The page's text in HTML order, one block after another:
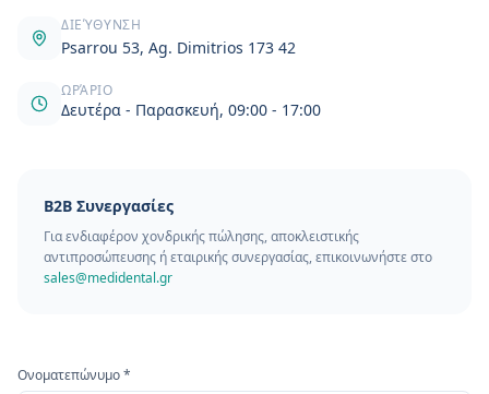
ΔΙΕΎΘΥΝΣΗ
Psarrou 53, Ag. Dimitrios 173 42
ΩΡΆΡΙΟ
Δευτέρα - Παρασκευή, 09:00 - 17:00
B2B Συνεργασίες
Για ενδιαφέρον χονδρικής πώλησης, αποκλειστικής
αντιπροσώπευσης ή εταιρικής συνεργασίας, επικοινωνήστε στο
sales@medidental.gr
Ονοματεπώνυμο *